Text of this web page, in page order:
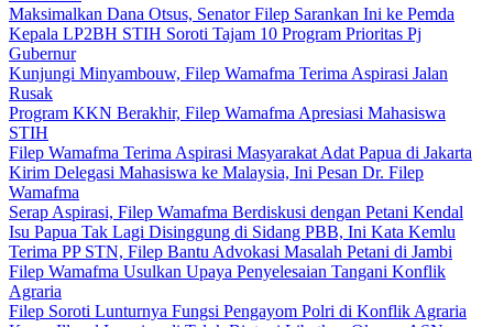
Maksimalkan Dana Otsus, Senator Filep Sarankan Ini ke Pemda
Kepala LP2BH STIH Soroti Tajam 10 Program Prioritas Pj
Gubernur
Kunjungi Minyambouw, Filep Wamafma Terima Aspirasi Jalan
Rusak
Program KKN Berakhir, Filep Wamafma Apresiasi Mahasiswa
STIH
Filep Wamafma Terima Aspirasi Masyarakat Adat Papua di Jakarta
Kirim Delegasi Mahasiswa ke Malaysia, Ini Pesan Dr. Filep
Wamafma
Serap Aspirasi, Filep Wamafma Berdiskusi dengan Petani Kendal
Isu Papua Tak Lagi Disinggung di Sidang PBB, Ini Kata Kemlu
Terima PP STN, Filep Bantu Advokasi Masalah Petani di Jambi
Filep Wamafma Usulkan Upaya Penyelesaian Tangani Konflik
Agraria
Filep Soroti Lunturnya Fungsi Pengayom Polri di Konflik Agraria